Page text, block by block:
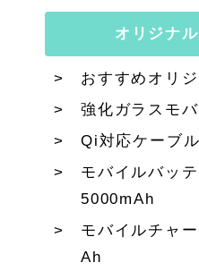
オリジナ
おすすめオリ
強化ガラスモ
Qi対応ケーブ
モバイルバッ
5000mAh
モバイルチャ
Ah